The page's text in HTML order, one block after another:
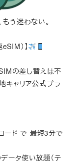
う迷わない。
）】
の差し替えは不
キャリア公式プラ
ード で 最短3分で
ータ使い放題（テ